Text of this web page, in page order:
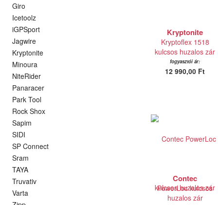
Giro
Icetoolz
iGPSport
Jagwire
Kryptonite
Minoura
NiteRider
Panaracer
Park Tool
Rock Shox
Sapim
SIDI
SP Connect
Sram
TAYA
Truvativ
Varta
Kryptonite
Kryptoflex 1518
kulcsos huzalos zár
fogyasztói ár:
12 990,00 Ft
Contec
PowerLoc kulcsos
huzalos zár